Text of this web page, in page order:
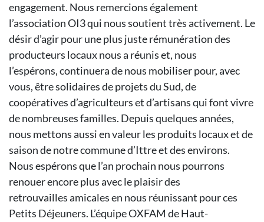
engagement. Nous remercions également
l’associationOI3 qui nous soutient très activement. Le
désir d’agir pour une plus juste rémunérationdes
producteurs locauxnous a réunis et, nous
l’espérons,continuera de nous mobiliser pour,avec
vous, être solidaires de projetsdu Sud, de
coopératives d’agriculteurset d’artisans qui font vivre
denombreuses familles. Depuisquelques années,
nous mettonsaussi en valeur les produits locaux etde
saison de notre commune d’Ittreet des environs.
Nous espérons quel’an prochain nous pourrons
renouerencore plus avec le plaisir des
retrouvaillesamicales en nous réunissant pour ces
Petits Déjeuners. L’équipe OXFAM de Haut-